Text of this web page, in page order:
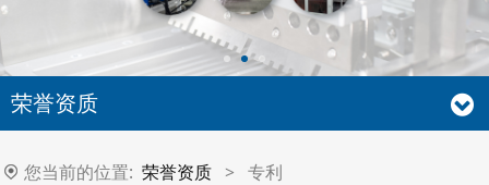
荣誉资质
您当前的位置: 荣誉资质 > 专利